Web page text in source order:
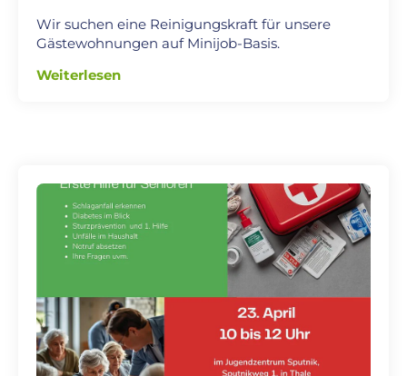
Wir suchen eine Reinigungskraft für unsere
Gästewohnungen auf Minijob-Basis.
Weiterlesen